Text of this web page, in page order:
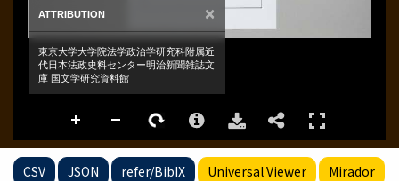
CSV JSON refer/BibIX Universal Viewer Mirador